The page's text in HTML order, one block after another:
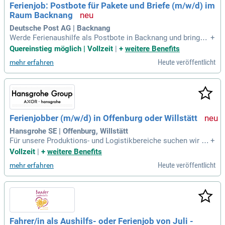
einen Zustellerkreis während der Ferien!
Ferienjob: Postbote für Pakete und Briefe (m/w/d) im
Raum Backnang
Deutsche Post AG | Backnang
Werde Ferienaushilfe als Postbote in Backnang und bringe P
akete sowie Briefe direkt zu den Menschen in deiner Nähe.
Du bist wetterfest, körperlich fit und mindestens 18 Jahre al
t? Zudem sprichst du Deutsch, fährst sicher im Straßenverk
ehr und bist zuverlässig sowie flexibel. In den Sommermona
ten, zwischen Anfang Juli und Ende September, bist du für m
indestens 8 Wochen verfügbar und bereit, auch samstags zu
arbeiten. Dein gültiger Pkw-Führerschein ist Voraussetzung
für diese spannende Tätigkeit. Nutze die Chance, in einem d
ynamischen Team aktiv zu sein und die Postzentren der Reg
ion zu unterstützen!
+
Quereinstieg möglich | Vollzeit | + weitere Benefits
mehr erfahren Heute veröffentlicht
Ferienjobber (m/w/d) in Offenburg oder Willstätt
Hansgrohe SE | Offenburg, Willstätt
Für unsere Produktions- und Logistikbereiche suchen wir en
gagierte Ferienjobber (m/w/d), die folgende Hauptaufgaben
dukten / Produkten / Baugruppen nach Stücklisten; Durchfü
hren von Routineprüfungen
+
Vollzeit
+ weitere Benefits
mehr erfahren Heute veröffentlicht
Fahrer/in als Aushilfs- oder Ferienjob von Juli -